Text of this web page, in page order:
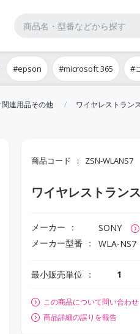
#epson #microsoft 365 #
連用品その他 ワイヤレストラン
商品コード ZSN-WLANS7
ワイヤレストラン
メーカー SONY
メーカー型番 WLA-NS7
最小販売単位 1
この商品について問い合わせ
商品詳細の誤りを報告